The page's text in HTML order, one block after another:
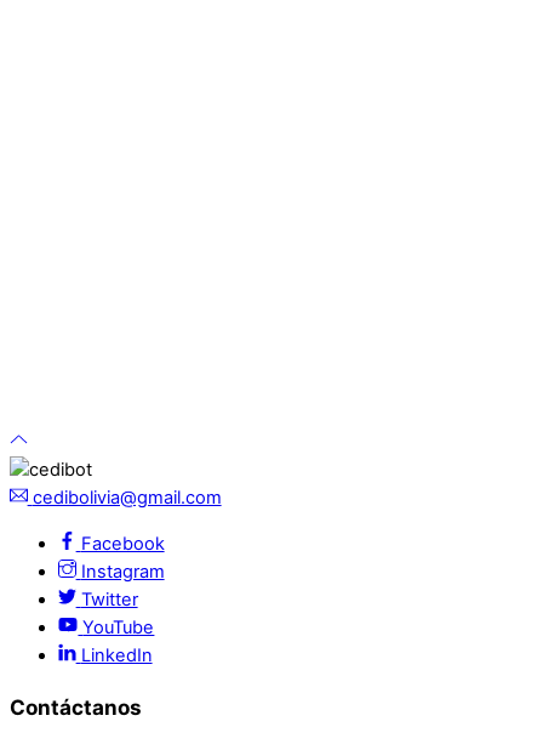
cedibolivia@gmail.com
Facebook
Instagram
Twitter
YouTube
LinkedIn
Contáctanos